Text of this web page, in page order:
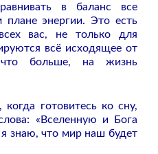
в баланс все
энергии. Это есть
вас, не только для
всё исходящее от
больше, на жизнь
готовитесь ко сну,
«Вселенную и Бога
знаю, что мир наш будет